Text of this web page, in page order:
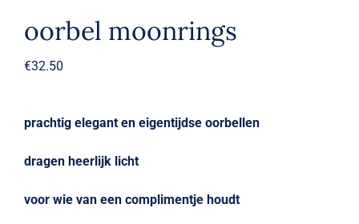
oorbel moonrings
€32.50
prachtig elegant en eigentijdse oorbellen
dragen heerlijk licht
voor wie van een complimentje houdt